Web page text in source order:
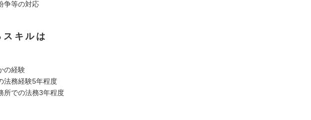
等の対応
キルは
の経験
務経験5年程度
での法務3年程度